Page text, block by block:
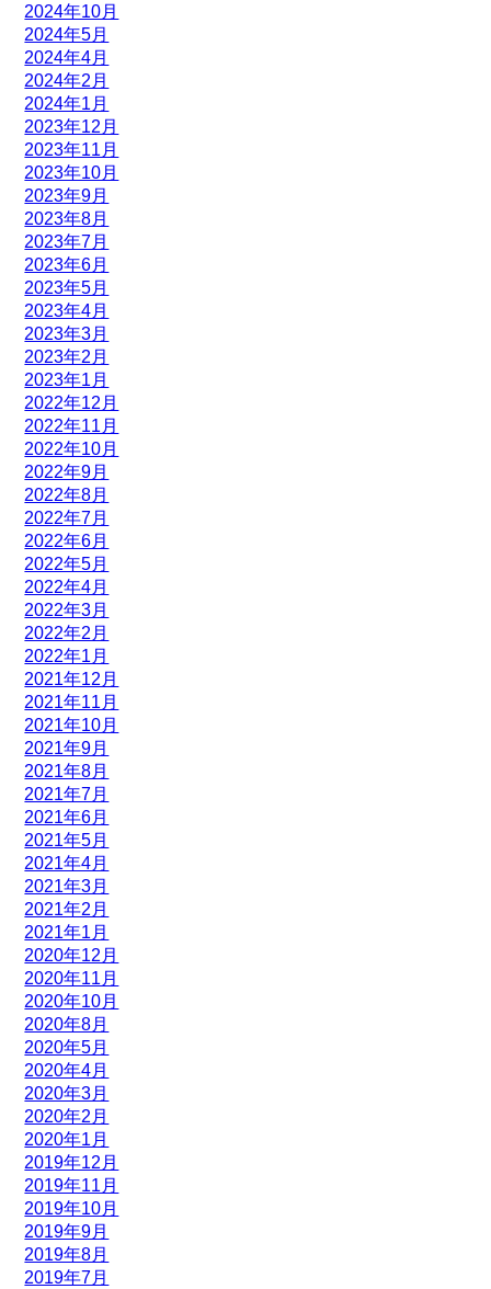
2024年10月
2024年5月
2024年4月
2024年2月
2024年1月
2023年12月
2023年11月
2023年10月
2023年9月
2023年8月
2023年7月
2023年6月
2023年5月
2023年4月
2023年3月
2023年2月
2023年1月
2022年12月
2022年11月
2022年10月
2022年9月
2022年8月
2022年7月
2022年6月
2022年5月
2022年4月
2022年3月
2022年2月
2022年1月
2021年12月
2021年11月
2021年10月
2021年9月
2021年8月
2021年7月
2021年6月
2021年5月
2021年4月
2021年3月
2021年2月
2021年1月
2020年12月
2020年11月
2020年10月
2020年8月
2020年5月
2020年4月
2020年3月
2020年2月
2020年1月
2019年12月
2019年11月
2019年10月
2019年9月
2019年8月
2019年7月